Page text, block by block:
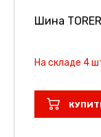
Шина
На складе 4